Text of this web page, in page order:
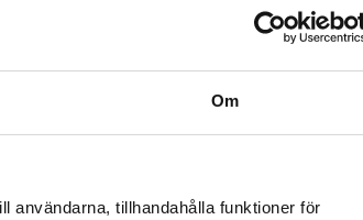
Om
användarna, tillhandahålla funktioner för